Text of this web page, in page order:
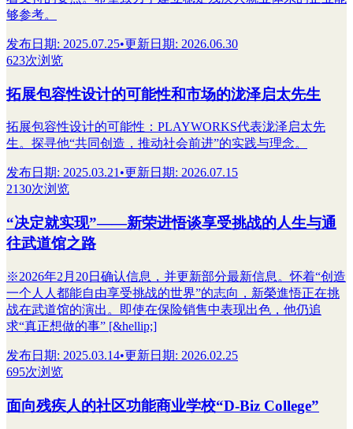
够参考。
发布日期: 2025.07.25•更新日期: 2026.06.30
623次浏览
拓展包容性设计的可能性和市场的泷泽启太先生
拓展包容性设计的可能性：PLAYWORKS代表泷泽启太先
生。探寻他“共同创造，推动社会前进”的实践与理念。
发布日期: 2025.03.21 •更新日期: 2026.07.15
2130次浏览
“决定就实现”——新荣进悟谈享受挑战的人生与通
往武道馆之路
※2026年2月20日确认信息，并更新部分最新信息。怀着“创造
一个人人都能自由享受挑战的世界”的志向，新榮進悟正在挑
战在武道馆的演出。即使在保险销售中表现出色，他仍追
求“真正想做的事” [&hellip;]
发布日期: 2025.03.14•更新日期: 2026.02.25
695次浏览
面向残疾人的社区功能商业学校“D-Biz College”